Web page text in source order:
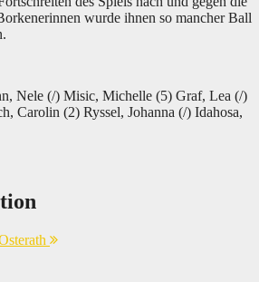
wurde ihnen so mancher Ball
Nele (/) Misic, Michelle (5) Graf, Lea (/)
Carolin (2) Ryssel, Johanna (/) Idahosa,